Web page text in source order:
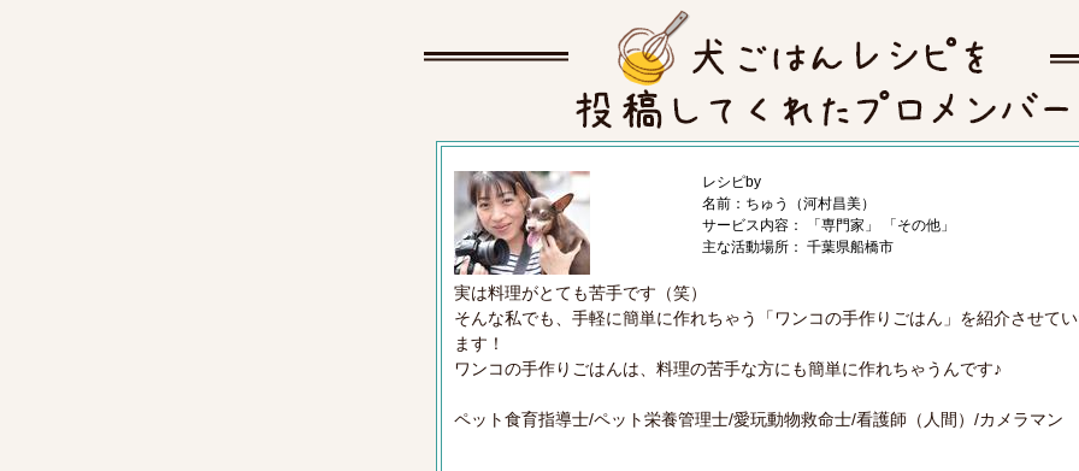
レシピby
名前：ちゅう（河村昌美）
サービス内容： 「専門家」 「その他」
主な活動場所： 千葉県船橋市
実は料理がとても苦手です（笑）
そんな私でも、手軽に簡単に作れちゃう「ワンコの手作りごはん」を紹介させて
ます！
ワンコの手作りごはんは、料理の苦手な方にも簡単に作れちゃうんです♪
ペット食育指導士/ペット栄養管理士/愛玩動物救命士/看護師（人間）/カメラマン